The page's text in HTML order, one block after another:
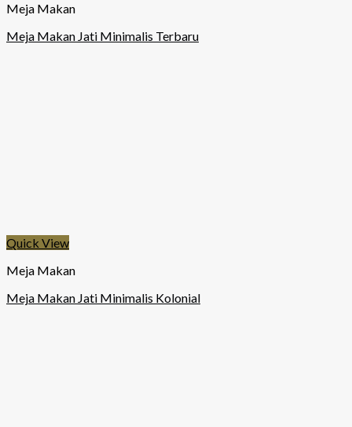
Meja Makan
Meja Makan Jati Minimalis Terbaru
Quick View
Meja Makan
Meja Makan Jati Minimalis Kolonial